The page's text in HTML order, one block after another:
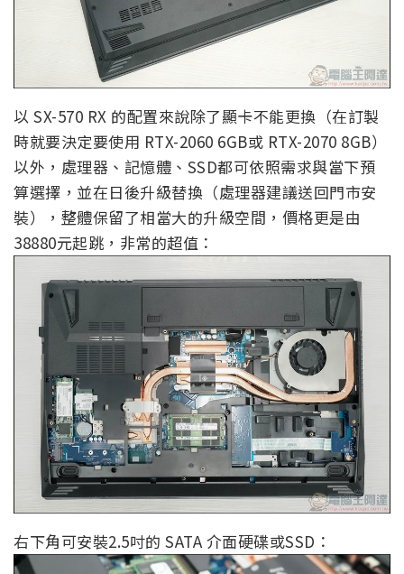
以 SX-570 RX 的配置來說除了顯卡不能更換（在訂製
時就要決定要使用 RTX-2060 6GB或 RTX-2070 8GB）
以外，處理器、記憶體、SSD都可依照需求與當下預
算選擇，並在日後升級替換（處理器建議送回門市安
裝），整體保留了相當大的升級空間，價格更是由
38880元起跳，非常的超值：
右下角可安裝2.5吋的 SATA 介面硬碟或SSD：